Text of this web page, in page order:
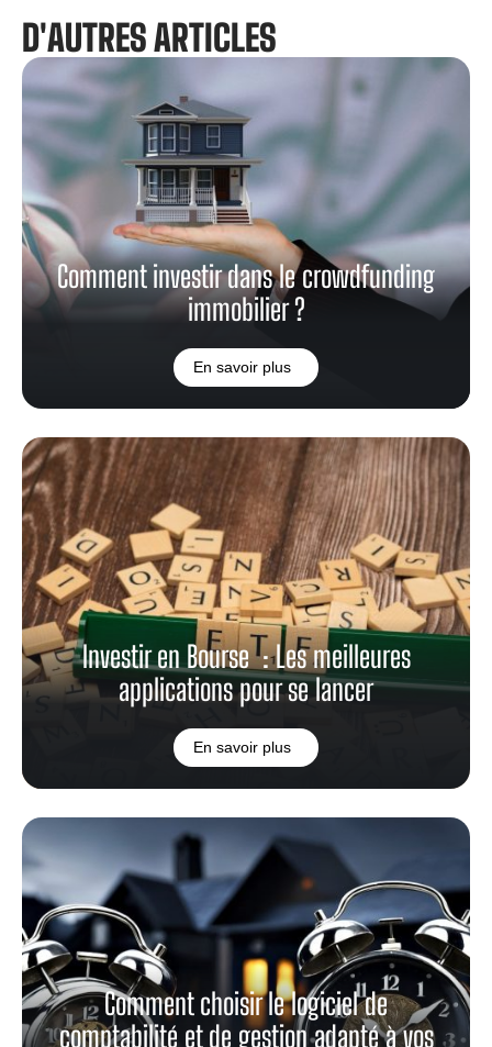
D'AUTRES ARTICLES
Comment investir dans le crowdfunding
immobilier ?
En savoir plus
Investir en Bourse : Les meilleures
applications pour se lancer
En savoir plus
Comment choisir le logiciel de
comptabilité et de gestion adapté à vos